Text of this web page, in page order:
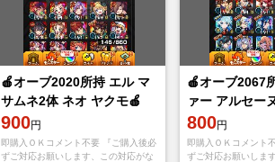
🍎オーブ2020所持 エル マ
サムネ2体 ネオ ヤクモ🍎
900円
即購入ＯＫコメント不要 『ご購入後必
ずご対応お願いします、この対応がな
🍎オーブ2067
ァー アルセー
ムネ🍎
800円
即購入ＯＫコメント
ずご対応お願いしま